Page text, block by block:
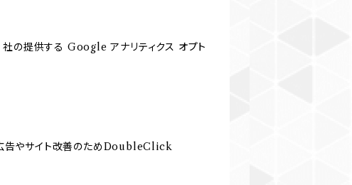
の提供する Google アナリティクス オプト
広告やサイト改善のためDoubleClick